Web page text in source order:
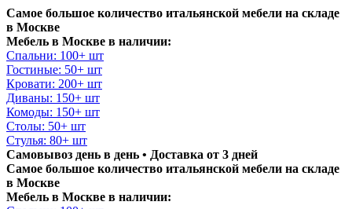
Самое большое количество итальянской мебели на складе
в Москве
Мебель в Москве в наличии:
Спальни: 100+ шт
Гостиные: 50+ шт
Кровати: 200+ шт
Диваны: 150+ шт
Комоды: 150+ шт
Столы: 50+ шт
Стулья: 80+ шт
Самовывоз день в день • Доставка от 3 дней
Самое большое количество итальянской мебели на складе
в Москве
Мебель в Москве в наличии: